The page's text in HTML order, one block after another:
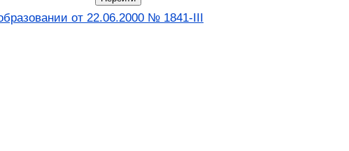
от 22.06.2000 № 1841-III